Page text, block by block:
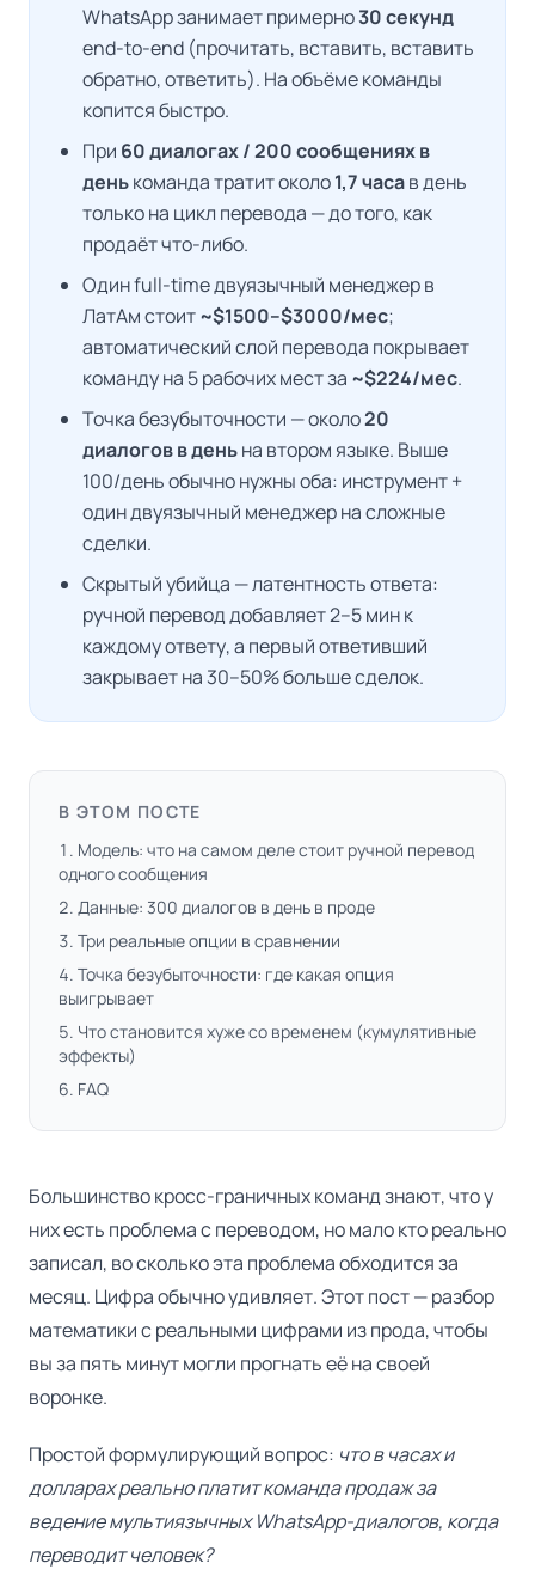
WhatsApp занимает примерно30 секунд
end-to-end (прочитать, вставить, вставить
обратно, ответить). На объёме команды
копится быстро.
При 60 диалогах / 200 сообщениях в
денькоманда тратит около1,7 часав день
только на цикл перевода — до того, как
продаёт что-либо.
Один full-time двуязычный менеджер в
ЛатАм стоит~$1500–$3000/мес;
автоматический слой перевода покрывает
команду на 5 рабочих мест за ~$224/мес.
Точка безубыточности — около20
диалогов в деньна втором языке. Выше
100/день обычно нужны оба: инструмент +
один двуязычный менеджер на сложные
сделки.
Скрытый убийца — латентность ответа:
ручной перевод добавляет 2–5 мин к
каждому ответу, а первый ответивший
закрывает на 30–50% больше сделок.
В ЭТОМ ПОСТЕ
Модель: что на самом деле стоит ручной перевод
одного сообщения
Данные: 300 диалогов в день в проде
Три реальные опции в сравнении
Точка безубыточности: где какая опция
выигрывает
Что становится хуже со временем (кумулятивные
эффекты)
FAQ
Большинство кросс-граничных команд знают, что у
них есть проблема с переводом, но мало кто реально
записал, во сколько эта проблема обходится за
месяц. Цифра обычно удивляет. Этот пост — разбор
математики с реальными цифрами из прода, чтобы
вы за пять минут могли прогнать её на своей
воронке.
Простой формулирующий вопрос: что в часах и
долларах реально платит команда продаж за
ведение мультиязычных WhatsApp-диалогов, когда
переводит человек?